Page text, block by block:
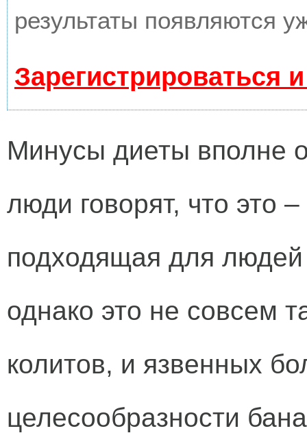
результаты появляются
Зарегистрироваться
Минусы диеты вполне
люди говорят, что это
подходящая для
однако это не совсем
колитов, и язвенных
целесообразности